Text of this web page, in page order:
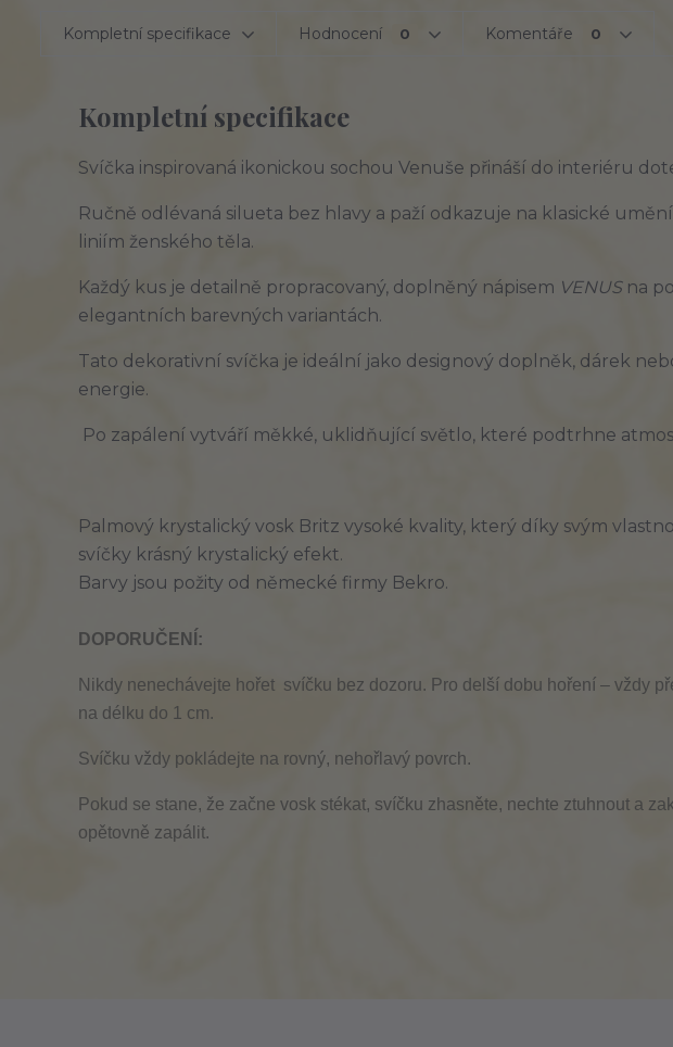
Kompletní specifikace Hodnocení 0 Komentáře 0
Kompletní specifikace
Svíčka inspirovaná ikonickou sochou Venuše přináší do interiéru
Ručně odlévaná silueta bez hlavy a paží odkazuje na klasické
liniím ženského těla.
Každý kus je detailně propracovaný, doplněný nápisem VENUS na
elegantních barevných variantách.
Tato dekorativní svíčka je ideální jako designový doplněk, dárek
energie.
Po zapálení vytváří měkké, uklidňující světlo, které podtrhne
Palmový krystalický vosk Britz vysoké kvality, který díky svým
svíčky krásný krystalický efekt.
Barvy jsou požity od německé firmy Bekro.
DOPORUČENÍ:
Nikdy nenechávejte hořet svíčku bez dozoru. Pro delší dobu hoření – vždy
na délku do 1 cm.
Svíčku vždy pokládejte na rovný, nehořlavý povrch.
Pokud se stane, že začne vosk stékat, svíčku zhasněte, nechte ztuhnout a
opětovně zapálit.